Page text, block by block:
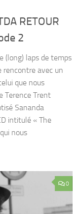
RETOUR
2
(long) laps de temps
rencontre avec un
que nous
Terence Trent
Sananda
intitulé « The
nous
0